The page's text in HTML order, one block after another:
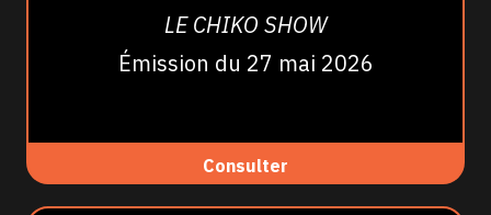
LE CHIKO SHOW
Émission du 27 mai 2026
Consulter